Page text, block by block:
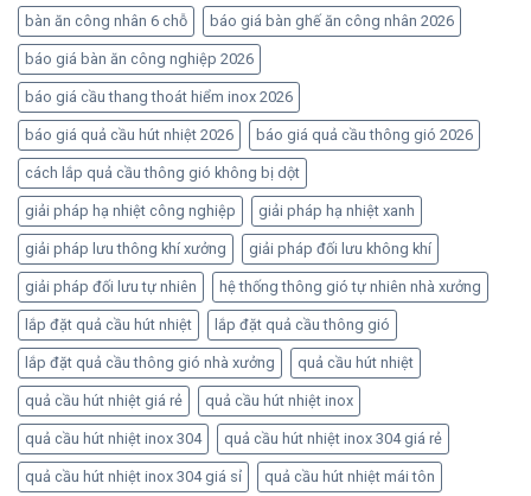
bàn ăn công nhân 6 chỗ báo giá bàn ghế ăn công nhân 2026
báo giá bàn ăn công nghiệp 2026
báo giá cầu thang thoát hiểm inox 2026
báo giá quả cầu hút nhiệt 2026 báo giá quả cầu thông gió 2026
cách lắp quả cầu thông gió không bị dột
giải pháp hạ nhiệt công nghiệp giải pháp hạ nhiệt xanh
giải pháp lưu thông khí xưởng giải pháp đối lưu không khí
giải pháp đối lưu tự nhiên hệ thống thông gió tự nhiên nhà xưởng
lắp đặt quả cầu hút nhiệt lắp đặt quả cầu thông gió
lắp đặt quả cầu thông gió nhà xưởng quả cầu hút nhiệt
quả cầu hút nhiệt giá rẻ quả cầu hút nhiệt inox
quả cầu hút nhiệt inox 304 quả cầu hút nhiệt inox 304 giá rẻ
quả cầu hút nhiệt inox 304 giá sỉ quả cầu hút nhiệt mái tôn